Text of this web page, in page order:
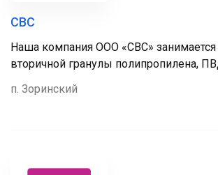
СВС
Наша компания ООО «СВС»
вторичной гранулы полипропилена,
п. Зоринский